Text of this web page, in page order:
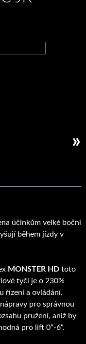
»
účinkům velké boční
během jízdy v
MONSTER HD toto
tyči je o 230%
řízení a ovládání.
pro správnou
pružení, aniž by
pro lift 0“-6“.